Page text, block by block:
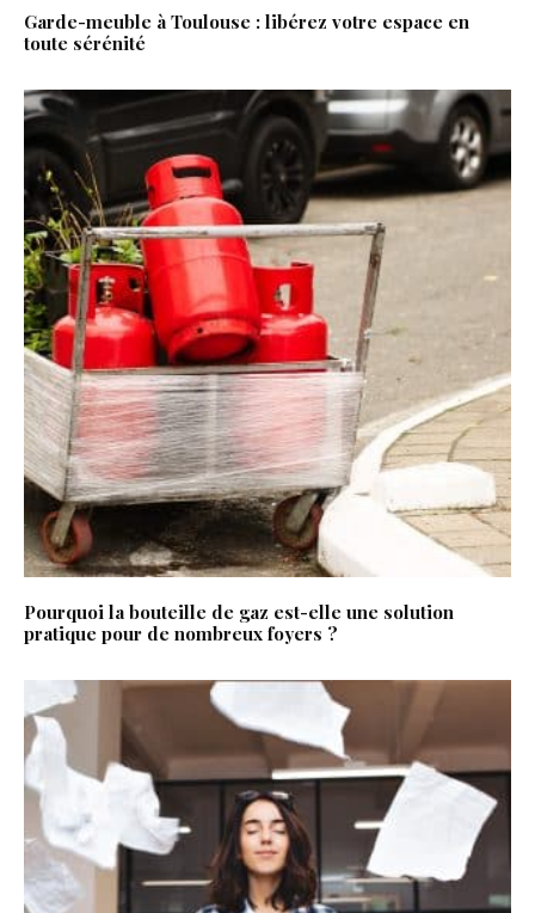
Garde-meuble à Toulouse : libérez votre espace en
toute sérénité
Pourquoi la bouteille de gaz est-elle une solution
pratique pour de nombreux foyers ?